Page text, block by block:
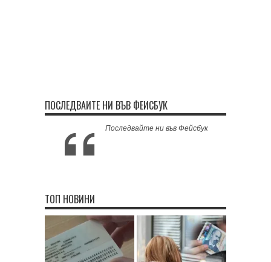
ПОСЛЕДВАЙТЕ НИ ВЪВ ФЕЙСБУК
Последвайте ни във Фейсбук
ТОП НОВИНИ